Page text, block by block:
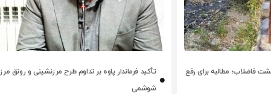
فاضلاب؛ مطالبه برای رفع
تأکید فرماندار پاوه بر تداوم طرح مرزنشینی و رونق مرز
شوشمی